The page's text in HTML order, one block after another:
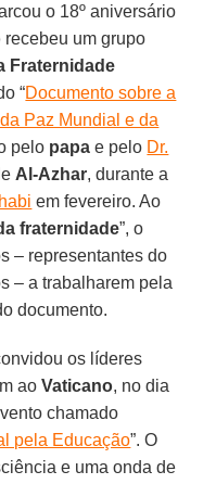
o 18º aniversário
recebeu um grupo
Fraternidade
“Documento sobre a
Paz Mundial e da
pelo papa e pelo Dr.
Al-Azhar, durante a
em fevereiro. Ao
fraternidade”, o
– representantes do
– a trabalharem pela
documento.
os líderes
aoVaticano, no dia
chamado
pela Educação”. O
e uma onda de